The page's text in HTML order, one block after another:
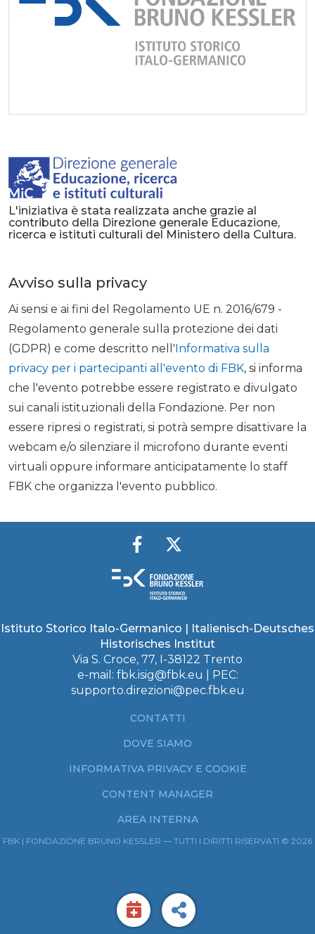
L'iniziativa è stata realizzata anche grazie al
contributo della Direzione generale Educazione,
ricerca e istituti culturali del Ministero della Cultura.
Avviso sulla privacy
Ai sensi e ai fini del Regolamento UE n. 2016/679 -
Regolamento generale sulla protezione dei dati
(GDPR) e come descritto nell'Informativa sulla
privacy per i partecipanti all'evento di FBK, si informa
che l'evento potrebbe essere registrato e divulgato
sui canali istituzionali della Fondazione. Per non
essere ripresi o registrati, si potrà sempre disattivare la
webcam e/o silenziare il microfono durante eventi
virtuali oppure informare anticipatamente lo staff
FBK che organizza l'evento pubblico.
Istituto Storico Italo-Germanico | Italienisch-Deutsches
Historisches Institut
Via S. Croce, 77, I-38122 Trento
e-mail: fbk.isig@fbk.eu | PEC:
supporto.direzioni@pec.fbk.eu
CONTATTI
DOVE SIAMO
INFORMATIVA PRIVACY E COOKIE
CONTENT MANAGER
AREA INTERNA
FBK | FONDAZIONE BRUNO KESSLER — TUTTI I DIRITTI RISERVATI © 2026